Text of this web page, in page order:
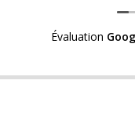
Héritage afin
m'a fourni des
visuel.
enceinte n'est plus
Évaluation